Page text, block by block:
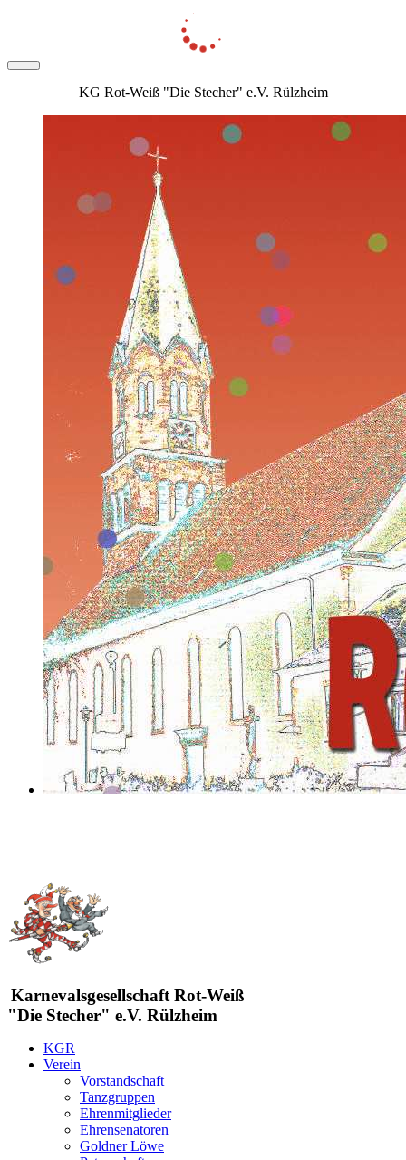
KG Rot-Weiß "Die Stecher" e.V. Rülzheim
Karnevalsgesellschaft Rot-Weiß
"Die Stecher" e.V. Rülzheim
KGR
Verein
Vorstandschaft
Tanzgruppen
Ehrenmitglieder
Ehrensenatoren
Goldner Löwe